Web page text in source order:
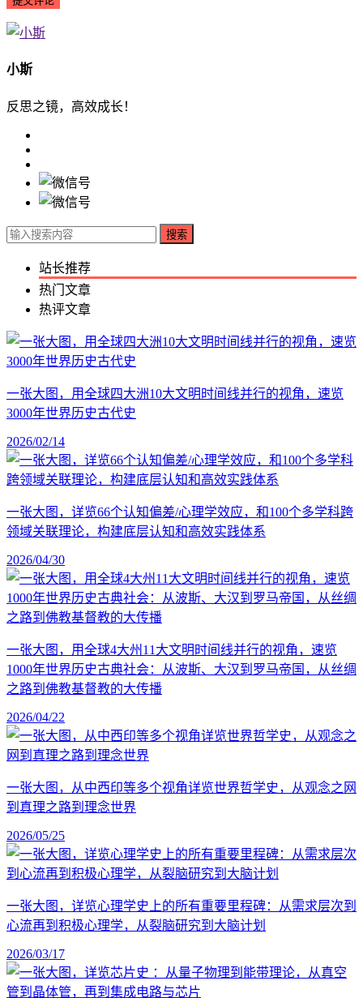
小斯
反思之镜，高效成长！
搜索
站长推荐
热门文章
热评文章
一张大图，用全球四大洲10大文明时间线并行的视角，速览
3000年世界历史古代史
2026/02/14
一张大图，详览66个认知偏差/心理学效应，和100个多学科跨
领域关联理论，构建底层认知和高效实践体系
2026/04/30
一张大图，用全球4大州11大文明时间线并行的视角，速览
1000年世界历史古典社会：从波斯、大汉到罗马帝国，从丝绸
之路到佛教基督教的大传播
2026/04/22
一张大图，从中西印等多个视角详览世界哲学史，从观念之网
到真理之路到理念世界
2026/05/25
一张大图，详览心理学史上的所有重要里程碑：从需求层次到
心流再到积极心理学，从裂脑研究到大脑计划
2026/03/17